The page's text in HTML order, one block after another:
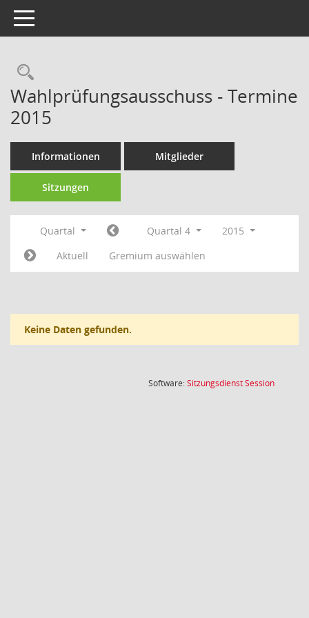
Toggle navigation
Rechercheauswahl
Wahlprüfungsausschuss - Termine
2015
Informationen Mitglieder
Sitzungen
Quartal Quartal 4
2015
Aktuell
Gremium auswählen
Keine Daten gefunden.
Software:SitzungsdienstSession(Wird in